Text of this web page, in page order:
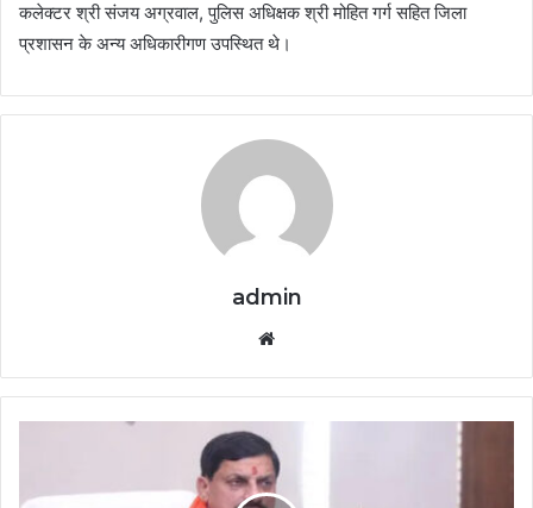
कलेक्टर श्री संजय अग्रवाल, पुलिस अधिक्षक श्री मोहित गर्ग सहित जिला
प्रशासन के अन्य अधिकारीगण उपस्थित थे।
admin